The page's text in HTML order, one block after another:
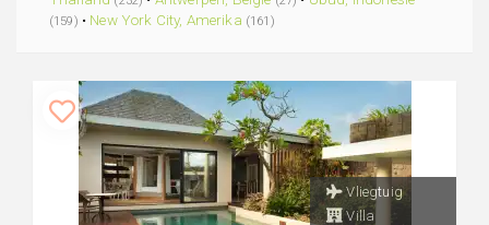
(159) • New York City, Amerika (161)
Vliegtuig
Villa